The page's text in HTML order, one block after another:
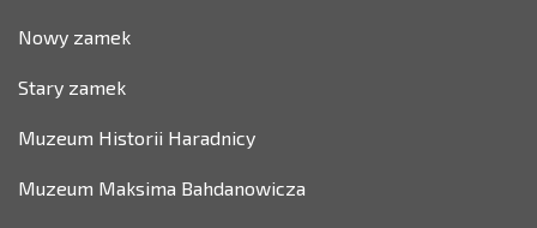
Nowy zamek
Stary zamek
Muzeum Historii Haradnicy
Muzeum Maksima Bahdanowicza